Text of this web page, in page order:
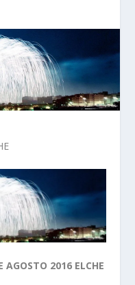
AGOSTO 2016 ELCHE